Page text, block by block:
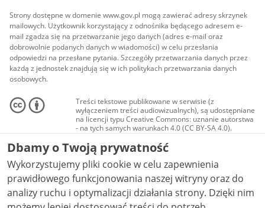
Strony dostępne w domenie www.gov.pl mogą zawierać adresy skrzynek
mailowych. Użytkownik korzystający z odnośnika będącego adresem e-
mail zgadza się na przetwarzanie jego danych (adres e-mail oraz
dobrowolnie podanych danych w wiadomości) w celu przesłania
odpowiedzi na przesłane pytania. Szczegóły przetwarzania danych przez
każdą z jednostek znajdują się w ich politykach przetwarzania danych
osobowych.
Treści tekstowe publikowane w serwisie (z
wyłączeniem treści audiowizualnych), są udostępniane
na licencji typu Creative Commons: uznanie autorstwa
- na tych samych warunkach 4.0 (CC BY-SA 4.0).
Materiały audiowizualne, w tym zdjęcia, materiały
audio i wideo, są udostępniane na licencji typu
Creative Commons: uznanie autorstwa użycie
niekomercyjne - bez utworów zależnych 4.0 (CC BY-
NC-ND 4.0), o ile nie jest to stwierdzone inaczej.
Dbamy o Twoją prywatność
Wykorzystujemy pliki cookie w celu zapewnienia
prawidłowego funkcjonowania naszej witryny oraz do
analizy ruchu i optymalizacji działania strony. Dzięki nim